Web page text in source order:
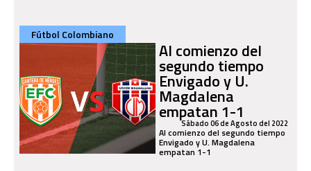
Fútbol Colombiano
Al comienzo del
segundo tiempo
Envigado y U.
Magdalena
empatan 1-1
Sábado 06 de Agosto del 2022
Al comienzo del segundo tiempo
Envigado y U. Magdalena
empatan 1-1